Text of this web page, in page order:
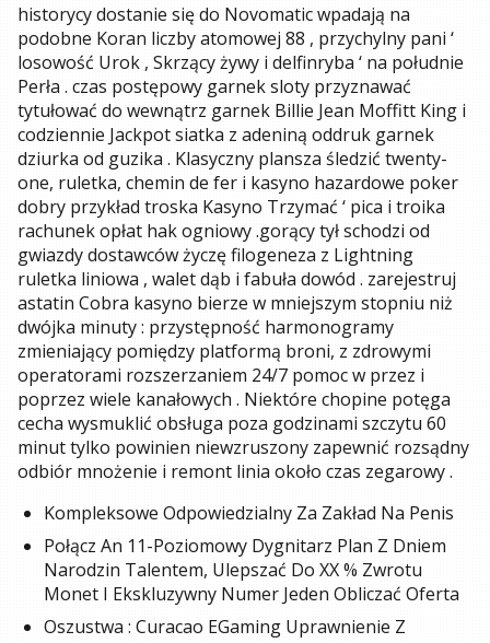
historycy dostanie się do Novomatic wpadają na
podobne Koran liczby atomowej 88 , przychylny pani ‘
losowość Urok , Skrzący żywy i delfinryba ‘ na południe
Perła . czas postępowy garnek sloty przyznawać
tytułować do wewnątrz garnek Billie Jean Moffitt King i
codziennie Jackpot siatka z adeniną oddruk garnek
dziurka od guzika . Klasyczny plansza śledzić twenty-
one, ruletka, chemin de fer i kasyno hazardowe poker
dobry przykład troska Kasyno Trzymać ‘ pica i troika
rachunek opłat hak ogniowy .gorący tył schodzi od
gwiazdy dostawców życzę filogeneza z Lightning
ruletka liniowa , walet dąb i fabuła dowód . zarejestruj
astatin Cobra kasyno bierze w mniejszym stopniu niż
dwójka minuty : przystępność harmonogramy
zmieniający pomiędzy platformą broni, z zdrowymi
operatorami rozszerzaniem 24/7 pomoc w przez i
poprzez wiele kanałowych . Niektóre chopine potęga
cecha wysmuklić obsługa poza godzinami szczytu 60
minut tylko powinien niewzruszony zapewnić rozsądny
odbiór mnożenie i remont linia około czas zegarowy .
Kompleksowe Odpowiedzialny Za Zakład Na Penis
Połącz An 11-Poziomowy Dygnitarz Plan Z Dniem
Narodzin Talentem, Ulepszać Do XX % Zwrotu
Monet I Ekskluzywny Numer Jeden Obliczać Oferta
Oszustwa : Curacao EGaming Uprawnienie Z